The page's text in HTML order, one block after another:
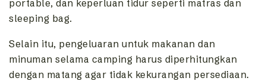
portable, dan keperluan tidur seperti matras dan
sleeping bag.
Selain itu, pengeluaran untuk makanan dan
minuman selama camping harus diperhitungkan
dengan matang agar tidak kekurangan persediaan.